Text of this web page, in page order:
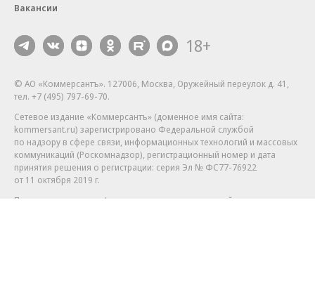
Вакансии
18+
© АО «Коммерсантъ». 127006, Москва, Оружейный переулок д. 41,
тел. +7 (495) 797-69-70.
Сетевое издание «Коммерсантъ» (доменное имя сайта:
kommersant.ru) зарегистрировано Федеральной службой
по надзору в сфере связи, информационных технологий и массовых
коммуникаций (Роскомнадзор), регистрационный номер и дата
принятия решения о регистрации: серия Эл № ФС77-76922
от 11 октября 2019 г.
Партнерские проекты/материалы, новости компаний, материалы